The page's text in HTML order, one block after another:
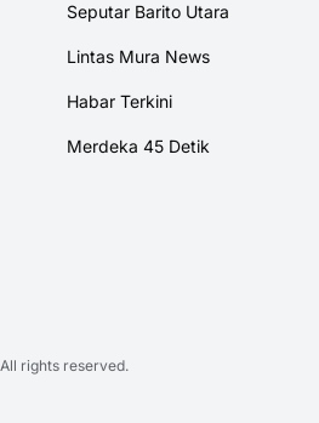
Seputar Barito Utara
Lintas Mura News
Habar Terkini
Merdeka 45 Detik
rights reserved.